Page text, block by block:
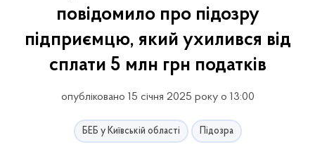
повідомило про підозру
підприємцю, який ухилився від
сплати 5 млн грн податків
опубліковано 15 січня 2025 року о 13:00
БЕБ у Київській області Підозра